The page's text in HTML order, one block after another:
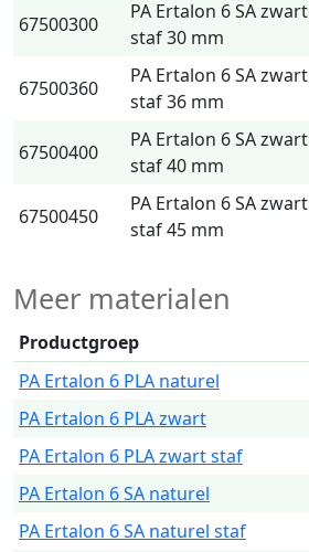
67500300
PA Ertalon 6 SA zwart
staf 30 mm
67500360
PA Ertalon 6 SA zwart
staf 36 mm
67500400
PA Ertalon 6 SA zwart
staf 40 mm
67500450
PA Ertalon 6 SA zwart
staf 45 mm
Meer materialen
Productgroep
PA Ertalon 6 PLA naturel
PA Ertalon 6 PLA zwart
PA Ertalon 6 PLA zwart staf
PA Ertalon 6 SA naturel
PA Ertalon 6 SA naturel staf